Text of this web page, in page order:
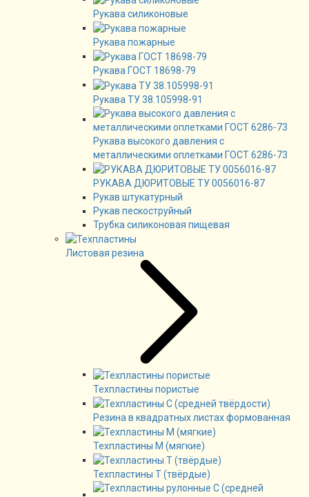
Рукава силиконовые
Рукава пожарные
Рукава ГОСТ 18698-79
Рукава ТУ 38.105998-91
Рукава высокого давления с
металлическими оплетками ГОСТ 6286-73
РУКАВА ДЮРИТОВЫЕ ТУ 0056016-87
Рукав штукатурный
Рукав пескоструйный
Трубка силиконовая пищевая
Листовая резина
Техпластины пористые
Резина в квадратных листах формованная
Техпластины М (мягкие)
Техпластины Т (твёрдые)